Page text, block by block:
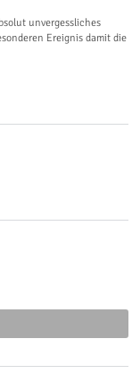
unvergessliches
Ereignis damit die